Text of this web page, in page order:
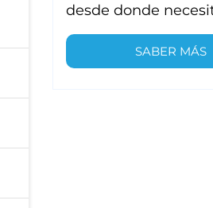
desde donde
SABER MÁS